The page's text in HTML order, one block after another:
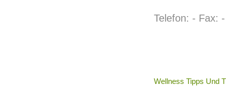
Telefon: - Fax: -
Wellness Tipps Und